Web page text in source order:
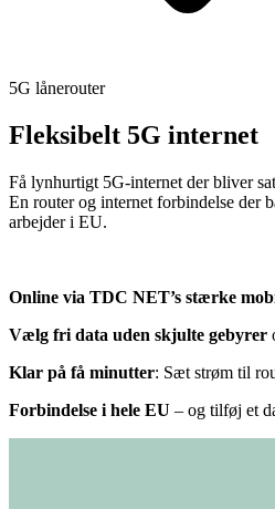
5G lånerouter
Fleksibelt 5G internet
Få lynhurtigt 5G-internet der bliver
En router og internet forbindelse der
arbejder i EU.
Online via TDC NET’s stærke
Vælg fri data uden skjulte gebyrer
Klar på få minutter: Sæt strøm til
Forbindelse i hele EU – og tilføj et